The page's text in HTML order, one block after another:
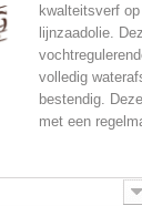
kwalteitsverf
lijnzaadolie.
volledig
bestendig.
met een